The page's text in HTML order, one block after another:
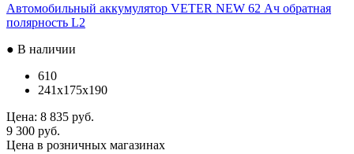
Автомобильный аккумулятор VETER NEW 62 Ач обратная
полярность L2
● В наличии
610
241x175x190
Цена: 8 835 руб.
9 300 руб.
Цена в розничных магазинах